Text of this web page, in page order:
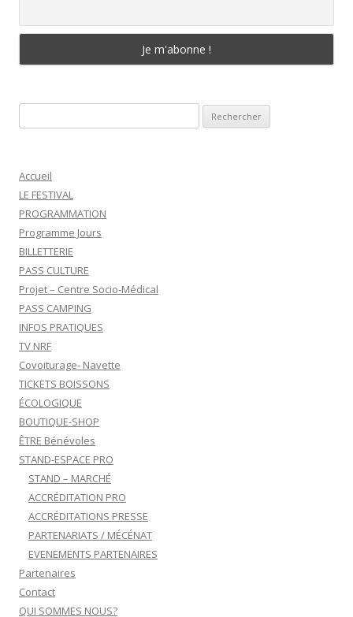
Accueil
LE FESTIVAL
PROGRAMMATION
Programme Jours
BILLETTERIE
PASS CULTURE
Projet – Centre Socio-Médical
PASS CAMPING
INFOS PRATIQUES
TV NRF
Covoiturage- Navette
TICKETS BOISSONS
ÉCOLOGIQUE
BOUTIQUE-SHOP
ÊTRE Bénévoles
STAND-ESPACE PRO
STAND – MARCHÉ
ACCRÉDITATION PRO
ACCRÉDITATIONS PRESSE
PARTENARIATS / MÉCÉNAT
EVENEMENTS PARTENAIRES
Partenaires
Contact
QUI SOMMES NOUS?